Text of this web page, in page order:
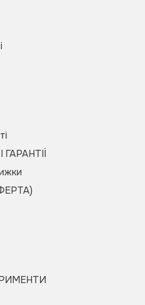
форму, і ми вам